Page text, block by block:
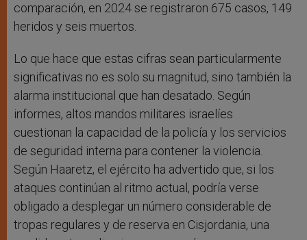
comparación, en 2024 se registraron 675 casos, 149
heridos y seis muertos.
Lo que hace que estas cifras sean particularmente
significativas no es solo su magnitud, sino también la
alarma institucional que han desatado. Según
informes, altos mandos militares israelíes
cuestionan la capacidad de la policía y los servicios
de seguridad interna para contener la violencia.
Según Haaretz, el ejército ha advertido que, si los
ataques continúan al ritmo actual, podría verse
obligado a desplegar un número considerable de
tropas regulares y de reserva en Cisjordania, una